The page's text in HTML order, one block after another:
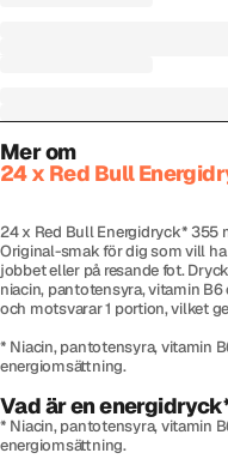
Mer om
24 x Red Bull
24 x Red Bull Energidryck* 355
Original-smak för dig som vill
jobbet eller på resande fot.
niacin, pantotensyra, vitamin
och motsvarar 1 portion, vilket
* Niacin, pantotensyra, vitamin
energiomsättning.
Vad är en
* Niacin, pantotensyra, vitamin
energiomsättning.